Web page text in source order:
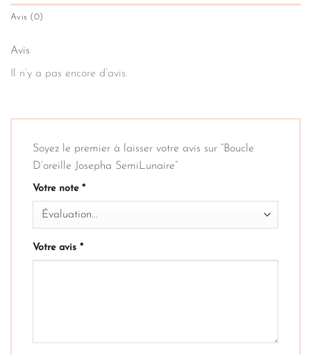
Avis (0)
Avis
Il n’y a pas encore d’avis.
Soyez le premier à laisser votre avis sur “Boucle
D’oreille Josepha SemiLunaire”
Votre note *
Votre avis *